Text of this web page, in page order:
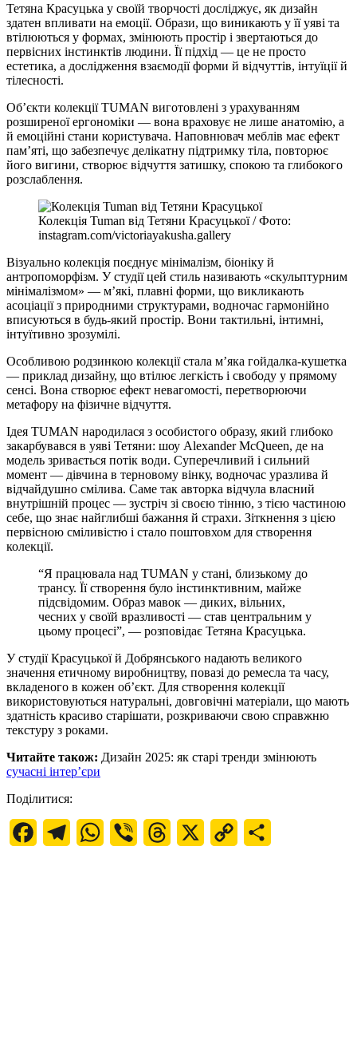
Тетяна Красуцька у своїй творчості досліджує, як дизайн
здатен впливати на емоції. Образи, що виникають у її уяві та
втілюються у формах, змінюють простір і звертаються до
первісних інстинктів людини. Її підхід — це не просто
естетика, а дослідження взаємодії форми й відчуттів, інтуїції й
тілесності.
Об’єкти колекції TUMAN виготовлені з урахуванням
розширеної ергономіки — вона враховує не лише анатомію, а
й емоційні стани користувача. Наповнювач меблів має ефект
пам’яті, що забезпечує делікатну підтримку тіла, повторює
його вигини, створює відчуття затишку, спокою та глибокого
розслаблення.
Колекція Tuman від Тетяни Красуцької / Фото:
instagram.com/victoriayakusha.gallery
Візуально колекція поєднує мінімалізм, біоніку й
антропоморфізм. У студії цей стиль називають «скульптурним
мінімалізмом» — м’які, плавні форми, що викликають
асоціації з природними структурами, водночас гармонійно
вписуються в будь-який простір. Вони тактильні, інтимні,
інтуїтивно зрозумілі.
Особливою родзинкою колекції стала м’яка гойдалка-кушетка
— приклад дизайну, що втілює легкість і свободу у прямому
сенсі. Вона створює ефект невагомості, перетворюючи
метафору на фізичне відчуття.
Ідея TUMAN народилася з особистого образу, який глибоко
закарбувався в уяві Тетяни: шоу Alexander McQueen, де на
модель зривається потік води. Суперечливий і сильний
момент — дівчина в терновому вінку, водночас уразлива й
відчайдушно смілива. Саме так авторка відчула власний
внутрішній процес — зустріч зі своєю тінню, з тією частиною
себе, що знає найглибші бажання й страхи. Зіткнення з цією
первісною сміливістю і стало поштовхом для створення
колекції.
“Я працювала над TUMAN у стані, близькому до
трансу. Її створення було інстинктивним, майже
підсвідомим. Образ мавок — диких, вільних,
чесних у своїй вразливості — став центральним у
цьому процесі”, — розповідає Тетяна Красуцька.
У студії Красуцької й Добрянського надають великого
значення етичному виробництву, повазі до ремесла та часу,
вкладеного в кожен об’єкт. Для створення колекції
використовуються натуральні, довговічні матеріали, що мають
здатність красиво старішати, розкриваючи свою справжню
текстуру з роками.
Читайте також: Дизайн 2025: як старі тренди змінюють
сучасні інтер’єри
Поділитися:
FacebookTelegramWhatsApp
Viber Threads
Copy